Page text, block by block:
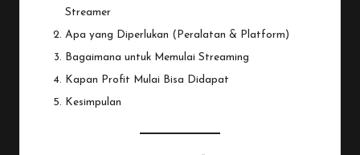
Streamer
Apa yang Diperlukan (Peralatan & Platform)
Bagaimana untuk Memulai Streaming
Kapan Profit Mulai Bisa Didapat
Kesimpulan